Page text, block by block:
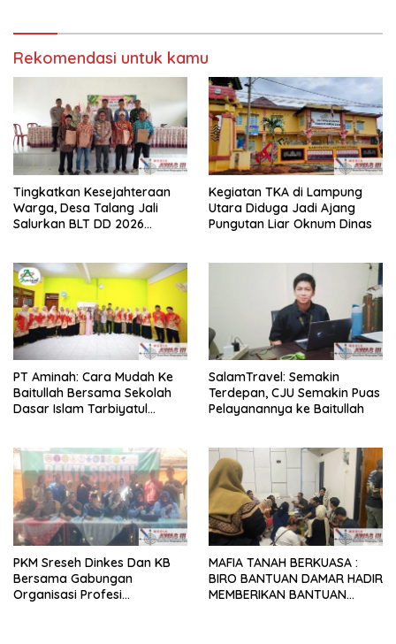
Tahun 2025
DARI UNIVERSITAS
Rekomendasi untuk kamu
Tingkatkan Kesejahteraan
Warga, Desa Talang Jali
Salurkan BLT DD 2026
Kegiatan TKA di Lampung
Utara Diduga Jadi Ajang
Pungutan Liar Oknum Dinas
PT Aminah: Cara Mudah Ke
Baitullah Bersama Sekolah
Dasar Islam Tarbiyatul
SalamTravel: Semakin
Terdepan, CJU Semakin Puas
Pelayanannya ke Baitullah
PKM Sreseh Dinkes Dan KB
Bersama Gabungan
Organisasi Profesi
MAFIA TANAH BERKUASA :
BIRO BANTUAN DAMAR HADIR
MEMBERIKAN BANTUAN